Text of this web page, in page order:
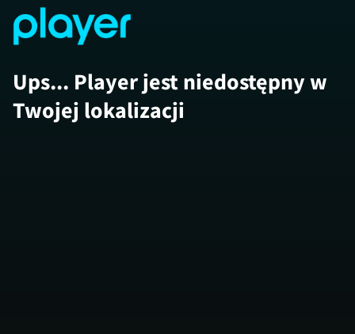
Ups... Player jest niedostępny w
Twojej lokalizacji